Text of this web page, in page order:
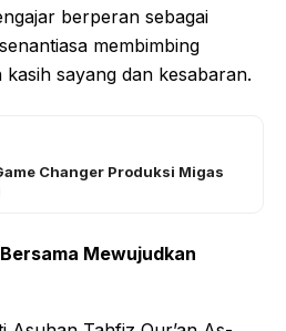
berperan sebagai
membimbing
sayang dan kesabaran.
Changer Produksi Migas
Mewujudkan